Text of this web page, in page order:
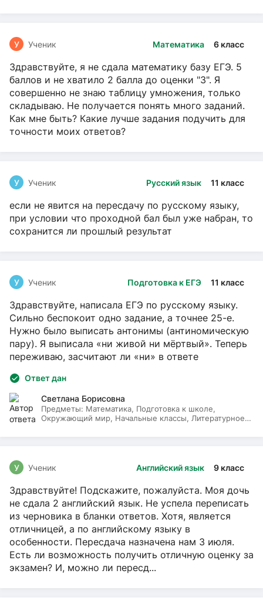
Математика 6 класс
У Ученик
Здравствуйте, я не сдала математику базу ЕГЭ. 5
баллов и не хватило 2 балла до оценки "3". Я
совершенно не знаю таблицу умножения, только
складываю. Не получается понять много заданий.
Как мне быть? Какие лучше задания подучить для
точности моих ответов?
Русский язык 11 класс
У Ученик
если не явится на пересдачу по русскому языку,
при условии что проходной бал был уже набран, то
сохранится ли прошлый результат
Подготовка к ЕГЭ 11 класс
У Ученик
Здравствуйте, написала ЕГЭ по русскому языку.
Сильно беспокоит одно задание, а точнее 25-е.
Нужно было выписать антонимы (антиномическую
пару). Я выписала «ни живой ни мёртвый». Теперь
переживаю, засчитают ли «ни» в ответе
Ответ дан
Светлана Борисовна
Предметы: Математика, Подготовка к школе,
Окружающий мир, Начальные классы, Литературное
Английский язык 9 класс
У Ученик
Здравствуйте! Подскажите, пожалуйста. Моя дочь
не сдала 2 английский язык. Не успела переписать
из черновика в бланки ответов. Хотя, является
отличницей, а по английскому языку в
особенности. Пересдача назначена нам 3 июля.
Есть ли возможность получить отличную оценку за
экзамен? И, можно ли пересд...